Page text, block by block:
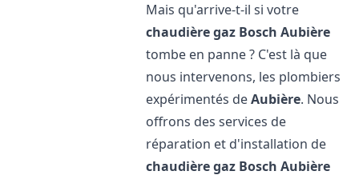
Mais qu'arrive-t-il si votre
chaudière gaz Bosch Aubière
tombe en panne ? C'est là que
nous intervenons, les plombiers
expérimentés deAubière. Nous
offrons des services de
réparation et d'installation de
chaudière gaz Bosch Aubière